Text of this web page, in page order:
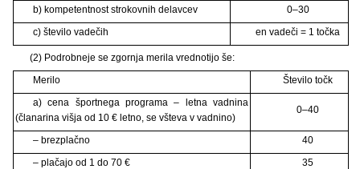
b) kompetentnost strokovnih delavcev
0–30
c) število vadečih
en vadeči = 1 točka
(2) Podrobneje se zgornja merila vrednotijo še:
Merilo
Število točk
a) cena športnega programa – letna vadnina
(članarina višja od 10 € letno, se všteva v vadnino)
0–40
– brezplačno
40
– plačajo od 1 do 70 €
35